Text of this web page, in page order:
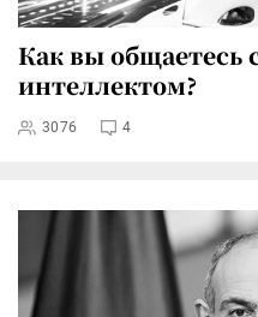
Как вы общаетесь
интеллектом?
3076 4